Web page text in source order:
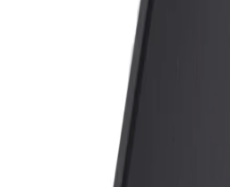
Премиум Продукти